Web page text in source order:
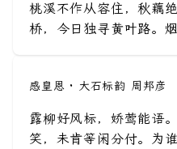
桃溪不作从容住，秋藕
桥，今日独寻黄叶路。
感皇恩 · 大石标韵 周邦彦
露柳好风标，娇莺能语
笑，未肯等闲分付。为